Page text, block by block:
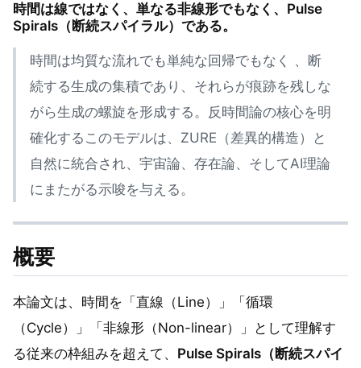
時間は線ではなく、単なる非線形でもなく、Pulse
Spirals（断続スパイラル）である。
時間は均質な流れでも単純な回帰でもなく 、断
続する生成の集積であり、それらが痕跡を残しな
がら生成の螺旋を形成する。反時間論の核心を明
確化するこのモデルは、ZURE（差異的構造）と
自然に統合され、宇宙論、存在論、そしてAI理論
にまたがる示唆を与える。
概要
本論文は、時間を「直線（Line）」「循環
（Cycle）」「非線形（Non-linear）」として理解す
る従来の枠組みを超えて、 Pulse Spirals（断続スパイ